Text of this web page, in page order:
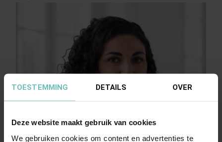
TOESTEMMING DETAILS OVER
Deze website maakt gebruik van cookies
We gebruiken cookies om content en advertenties te